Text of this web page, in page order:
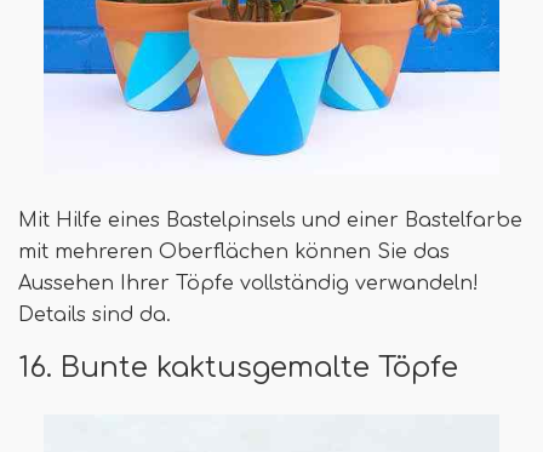
Mit Hilfe eines Bastelpinsels und einer Bastelfarbe
mit mehreren Oberflächen können Sie das
Aussehen Ihrer Töpfe vollständig verwandeln!
Details sind da.
16. Bunte kaktusgemalte Töpfe